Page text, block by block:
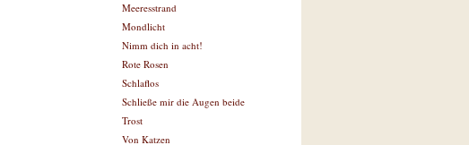
Meeresstrand
Mondlicht
Nimm dich in acht!
Rote Rosen
Schlaflos
Schließe mir die Augen beide
Trost
Von Katzen